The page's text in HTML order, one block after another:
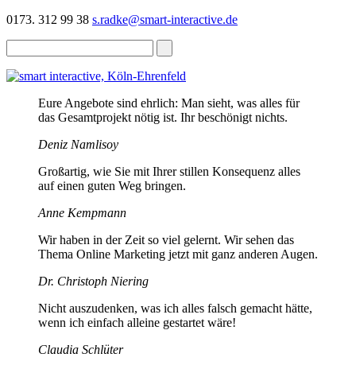
0173. 312 99 38 s.radke@smart-interactive.de
Eure Angebote sind ehrlich: Man sieht, was alles für
das Gesamtprojekt nötig ist. Ihr beschönigt nichts.
Deniz Namlisoy
Großartig, wie Sie mit Ihrer stillen Konsequenz alles
auf einen guten Weg bringen.
Anne Kempmann
Wir haben in der Zeit so viel gelernt. Wir sehen das
Thema Online Marketing jetzt mit ganz anderen Augen.
Dr. Christoph Niering
Nicht auszudenken, was ich alles falsch gemacht hätte,
wenn ich einfach alleine gestartet wäre!
Claudia Schlüter